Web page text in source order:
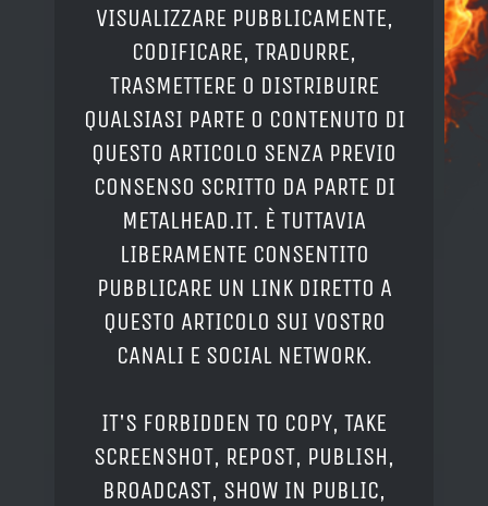
VISUALIZZARE PUBBLICAMENTE,
CODIFICARE, TRADURRE,
TRASMETTERE O DISTRIBUIRE
QUALSIASI PARTE O CONTENUTO DI
QUESTO ARTICOLO SENZA PREVIO
CONSENSO SCRITTO DA PARTE DI
METALHEAD.IT. È TUTTAVIA
LIBERAMENTE CONSENTITO
PUBBLICARE UN LINK DIRETTO A
QUESTO ARTICOLO SUI VOSTRO
CANALI E SOCIAL NETWORK.
IT'S FORBIDDEN TO COPY, TAKE
SCREENSHOT, REPOST, PUBLISH,
BROADCAST, SHOW IN PUBLIC,